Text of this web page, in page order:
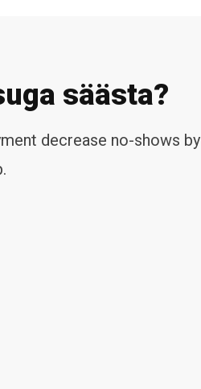
säästa?
decrease no-shows by